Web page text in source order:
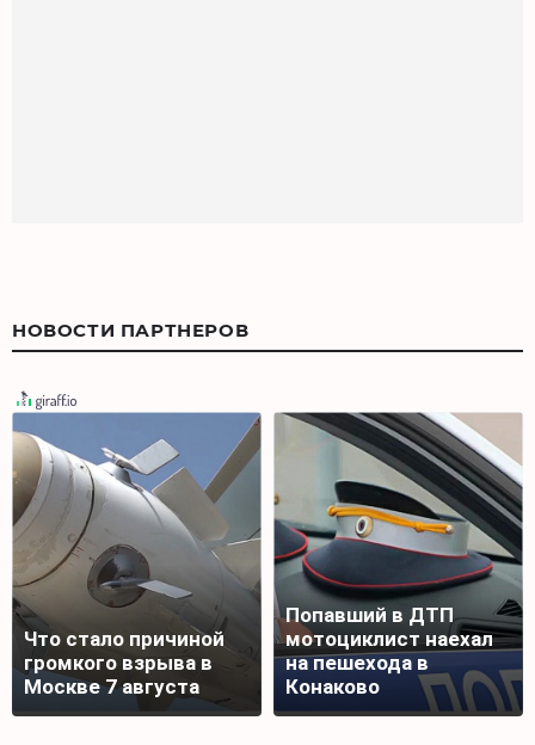
НОВОСТИ ПАРТНЕРОВ
Что стало причиной
громкого взрыва в
Москве 7 августа
Попавший в ДТП
мотоциклист наехал
на пешехода в
Конаково